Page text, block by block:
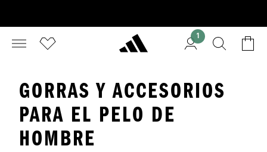
1
GORRAS Y ACCESORIOS
PARA EL PELO DE
HOMBRE